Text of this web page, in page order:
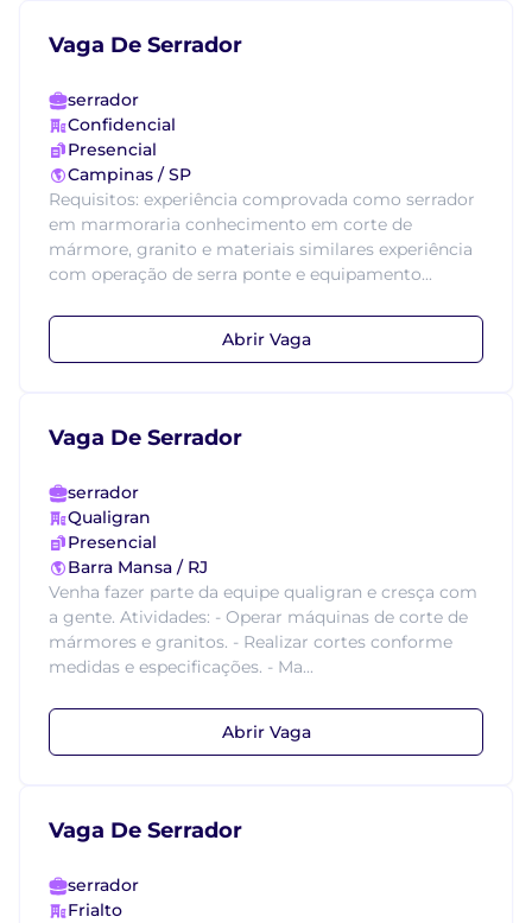
Vaga De Serrador
serrador
Confidencial
Presencial
Campinas / SP
Requisitos: experiência comprovada como serrador
em marmoraria conhecimento em corte de
mármore, granito e materiais similares experiência
com operação de serra ponte e equipamento...
Abrir Vaga
Vaga De Serrador
serrador
Qualigran
Presencial
Barra Mansa / RJ
Venha fazer parte da equipe qualigran e cresça com
a gente. Atividades: - Operar máquinas de corte de
mármores e granitos. - Realizar cortes conforme
medidas e especificações. - Ma...
Abrir Vaga
Vaga De Serrador
serrador
Frialto